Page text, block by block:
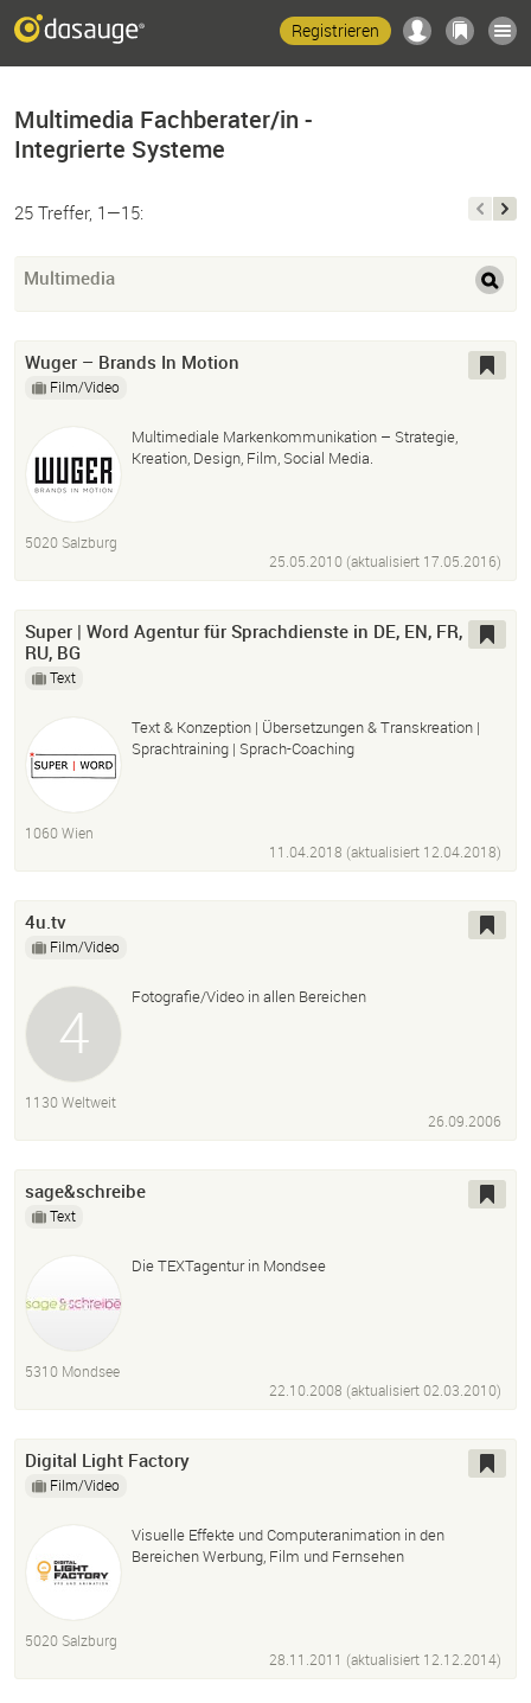
Registrieren
Multimedia Fachberater/in -
Integrierte Systeme
25 Treffer, 1—15:
Multimedia
Wuger – Brands In Motion
Film/Video
Multimediale Markenkommunikation – Strategie,
Kreation, Design, Film, Social Media.
5020 Salzburg
25.05.2010 (aktualisiert 17.05.2016)
Super | Word Agentur für Sprachdienste in DE, EN, FR,
RU, BG
Text
Text & Konzeption | Übersetzungen & Transkreation |
Sprachtraining | Sprach-Coaching
1060 Wien
11.04.2018 (aktualisiert 12.04.2018)
4u.tv
Film/Video
Fotografie/Video in allen Bereichen
1130 Weltweit
26.09.2006
sage&schreibe
Text
Die TEXTagentur in Mondsee
5310 Mondsee
22.10.2008 (aktualisiert02.03.2010)
Digital Light Factory
Film/Video
Visuelle Effekte und Computeranimation in den
Bereichen Werbung, Film und Fernsehen
5020 Salzburg
28.11.2011 (aktualisiert 12.12.2014)